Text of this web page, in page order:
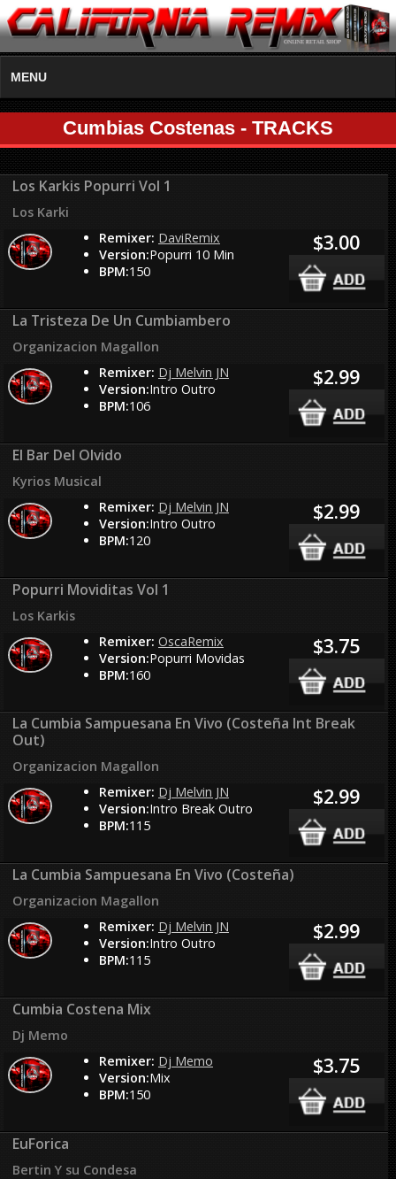
MENU
Cumbias Costenas - TRACKS
Los Karkis Popurri Vol 1
Los Karki
Remixer: DaviRemix
Version:Popurri 10 Min
BPM:150
$3.00
La Tristeza De Un Cumbiambero
Organizacion Magallon
Remixer: Dj Melvin JN
Version:Intro Outro
BPM:106
$2.99
El Bar Del Olvido
Kyrios Musical
Remixer: Dj Melvin JN
Version:Intro Outro
BPM:120
$2.99
Popurri Moviditas Vol 1
Los Karkis
Remixer: OscaRemix
Version:Popurri Movidas
BPM:160
$3.75
La Cumbia Sampuesana En Vivo (Costeña Int Break
Out)
Organizacion Magallon
Remixer: Dj Melvin JN
Version:Intro Break Outro
BPM:115
$2.99
La Cumbia Sampuesana En Vivo (Costeña)
Organizacion Magallon
Remixer: Dj Melvin JN
Version:Intro Outro
BPM:115
$2.99
Cumbia Costena Mix
Dj Memo
Remixer: Dj Memo
Version:Mix
BPM:150
$3.75
EuForica
Bertin Y su Condesa